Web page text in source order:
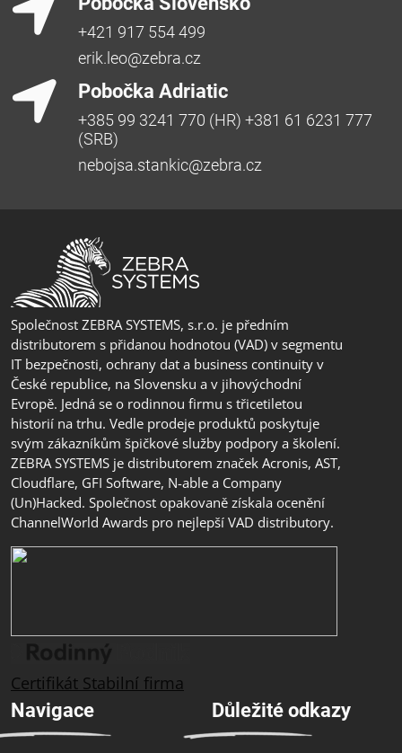
+421 917 554 499
erik.leo@zebra.cz
Pobočka Adriatic
+385 99 3241 770 (HR) +381 61 6231 777
(SRB)
nebojsa.stankic@zebra.cz
Společnost ZEBRA SYSTEMS, s.r.o. je předním
distributorem s přidanou hodnotou (VAD) v segmentu
IT bezpečnosti, ochrany dat a business continuity v
České republice, na Slovensku a v jihovýchodní
Evropě. Jedná se o rodinnou firmu s třicetiletou
historií na trhu. Vedle prodeje produktů poskytuje
svým zákazníkům špičkové služby podpory a školení.
ZEBRA SYSTEMS je distributorem značek Acronis, AST,
Cloudflare, GFI Software, N-able a Company
(Un)Hacked. Společnost opakovaně získala ocenění
ChannelWorld Awards pro nejlepší VAD distributory.
Certifikát Stabilní firma
Navigace Důležité odkazy